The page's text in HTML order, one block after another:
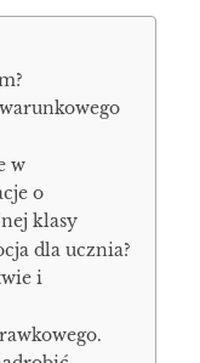
w
o
klasy
dla ucznia?
i